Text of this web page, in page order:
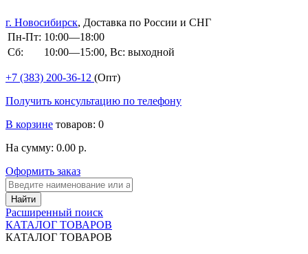
г. Новосибирск, Доставка по России и СНГ
Пн-Пт: 10:00—18:00
Сб:
10:00—15:00, Вс: выходной
+7 (383) 200-36-12 (Опт)
Получить консультацию по телефону
В корзине товаров: 0
На сумму: 0.00 р.
Оформить заказ
Расширенный поиск
КАТАЛОГ ТОВАРОВ
КАТАЛОГ ТОВАРОВ